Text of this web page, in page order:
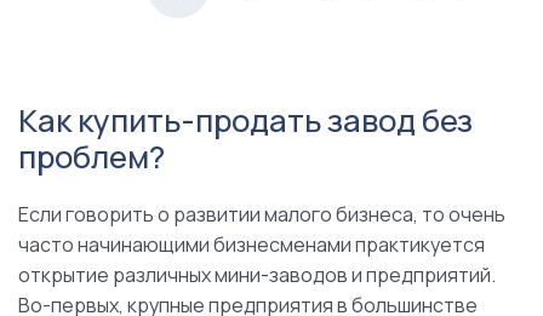
Как купить-продать завод без
проблем?
Если говорить о развитии малого бизнеса, то очень
часто начинающими бизнесменами практикуется
открытие различных мини-заводов и предприятий.
Во-первых, крупные предприятия в большинстве